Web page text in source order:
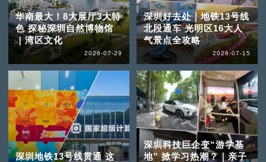
华南最大！8大展厅3大特
色 探秘深圳自然博物馆
｜湾区文化
2026-07-29
深圳好去处｜地铁13号线
北段通车 光明区16大人
气景点全攻略
2026-07-15
深圳地铁13号线贯通 这
深圳科技巨企变“游学基
地” 掀学习热潮？｜亲子